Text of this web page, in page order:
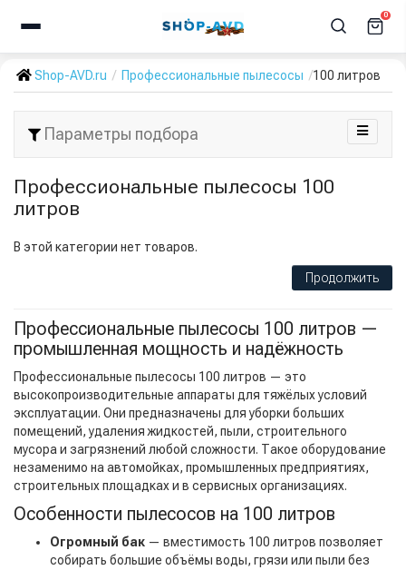
0
Shop-AVD.ru Профессиональные пылесосы 100 литров
Параметры подбора
Профессиональные пылесосы 100
литров
В этой категории нет товаров.
Продолжить
Профессиональные пылесосы 100 литров —
промышленная мощность и надёжность
Профессиональные пылесосы 100 литров — это
высокопроизводительные аппараты для тяжёлых условий
эксплуатации. Они предназначены для уборки больших
помещений, удаления жидкостей, пыли, строительного
мусора и загрязнений любой сложности. Такое оборудование
незаменимо на автомойках, промышленных предприятиях,
строительных площадках и в сервисных организациях.
Особенности пылесосов на 100 литров
Огромный бак — вместимость 100 литров позволяет
собирать большие объёмы воды, грязи или пыли без